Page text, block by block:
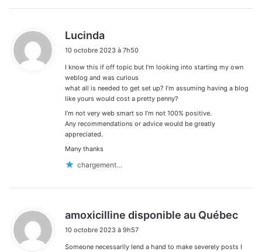
Lucinda
t
:
10 octobre 2023 à 7h50
I know this if off topic but I’m looking into starting my own
weblog and was curious
what all is needed to get set up? I’m assuming having a blog
like yours would cost a pretty penny?
I’m not very web smart so I’m not 100% positive.
Any recommendations or advice would be greatly
appreciated.
Many thanks
chargement…
amoxicilline disponible au Québec
10 octobre 2023 à 9h57
Someone necessarily lend a hand to make severely posts I